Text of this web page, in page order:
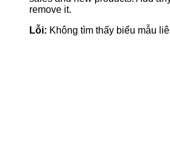
remove it.
Lỗi: Không tìm thấy biểu mẫu